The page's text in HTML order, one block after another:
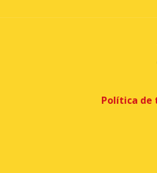
Política